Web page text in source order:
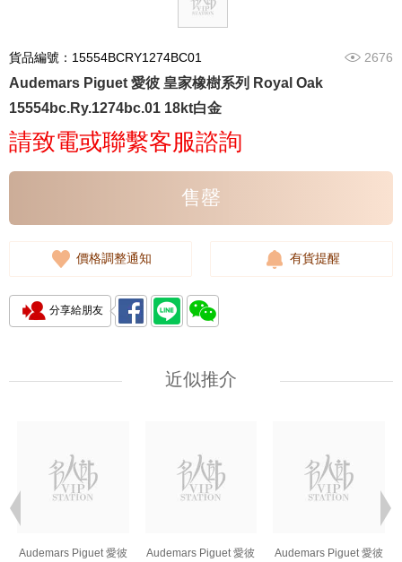
貨品編號：15554BCRY1274BC01 2676
Audemars Piguet 愛彼 皇家橡樹系列 Royal Oak
15554bc.Ry.1274bc.01 18kt白金
請致電或聯繫客服諮詢
售罄
價格調整通知 有貨提醒
分享給朋友
近似推介
Audemars Piguet 愛彼
Audemars Piguet 愛彼
Audemars Piguet 愛彼